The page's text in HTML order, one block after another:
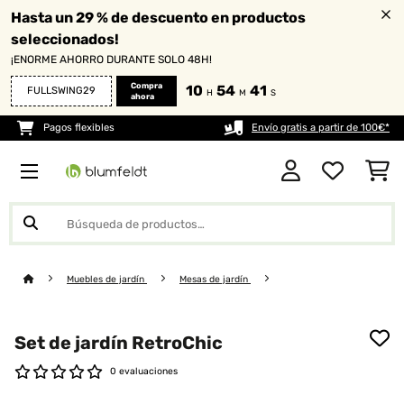
Hasta un 29 % de descuento en productos
seleccionados!
¡ENORME AHORRO DURANTE SOLO 48H!
FULLSWING29
Compra
ahora
10 H 54 M 41 S
Pagos flexibles Envío gratis a partir de 100€*
Muebles de jardín Mesas de jardín
Set de jardín RetroChic
0 evaluaciones